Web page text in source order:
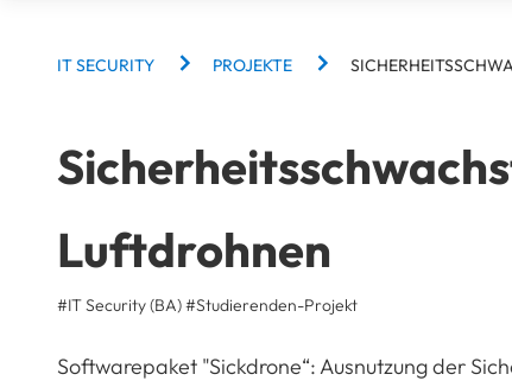
BREADCRUMBS
IT SECURITY PROJEKTE
Luftdrohnen
#IT Security (BA)#Studierenden-Projekt
Softwarepaket "Sickdrone“: Ausnutzung der